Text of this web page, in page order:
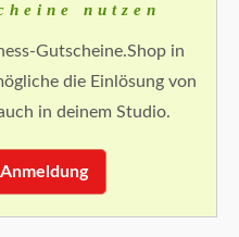
nutzen
Gutscheine.Shop in
die Einlösung von
in deinem Studio.